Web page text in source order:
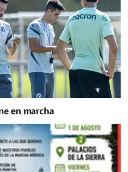
en marcha